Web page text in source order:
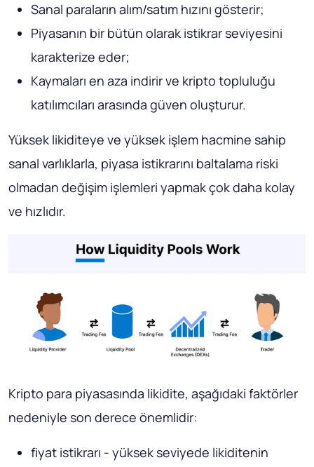
Sanal paraların alım/satım hızını gösterir;
Piyasanın bir bütün olarak istikrar seviyesini
karakterize eder;
Kaymaları en aza indirir ve kripto topluluğu
katılımcıları arasında güven oluşturur.
Yüksek likiditeye ve yüksek işlem hacmine sahip
sanal varlıklarla, piyasa istikrarını baltalama riski
olmadan değişim işlemleri yapmak çok daha kolay
ve hızlıdır.
Kripto para piyasasında likidite, aşağıdaki faktörler
nedeniyle son derece önemlidir:
fiyat istikrarı - yüksek seviyede likiditenin